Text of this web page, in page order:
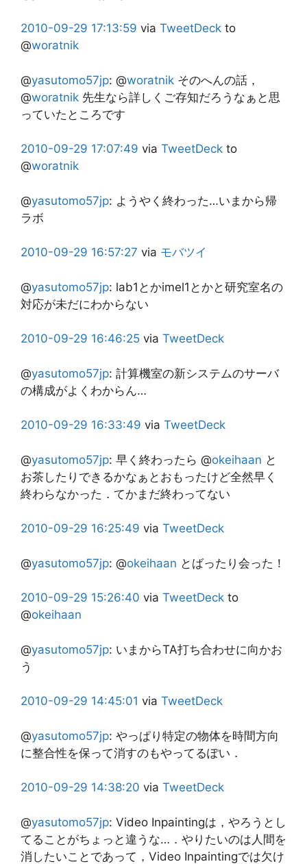
2010-09-29 17:13:59 via TweetDeck to
@woratnik
@yasutomo57jp: @woratnik そのへんの話，
@woratnik 先生なら詳しくご存知だろうなぁと思
っていたところです
2010-09-29 17:07:49 via TweetDeck to
@woratnik
@yasutomo57jp: ようやく終わった…いまから帰
ラボ
2010-09-29 16:57:27 via モバツイ
@yasutomo57jp: lab1とかimel1とかと研究室名の
対応が未だにわからない
2010-09-29 16:46:25 via TweetDeck
@yasutomo57jp: 計算機室の新システムのサーバ
の構成がよくわからん…
2010-09-29 16:33:49 via TweetDeck
@yasutomo57jp: 早く終わったら @okeihaan と
お茶したりできるかなぁとおもったけど全然早く
終わらなかった．てかまだ終わってない
2010-09-29 16:25:49 via TweetDeck
@yasutomo57jp: @okeihaan とばったり会った！
2010-09-29 15:26:40 via TweetDeck to
@okeihaan
@yasutomo57jp: いまからTA打ち合わせに向かお
う
2010-09-29 14:45:01 via TweetDeck
@yasutomo57jp: やっぱり特定の物体を時間方向
に整合性を保って消すのもやってるぽい．
2010-09-29 14:38:20 via TweetDeck
@yasutomo57jp: Video Inpaintingは，やろうとし
てることがちょっと違うな…．やりたいのは人間を
消したいことであって，Video Inpaintingでは欠け